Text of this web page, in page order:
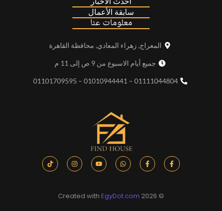
سابقة الأعمال
معلومات عنا
المعراج, زهراء المعادي, محافظة القاهرة
جميع أيام الاسبوع من 9 ص إلى 11 م
01111044804 – 01010944441 – 01101709595
© 2026 Created with
EgyDot.com